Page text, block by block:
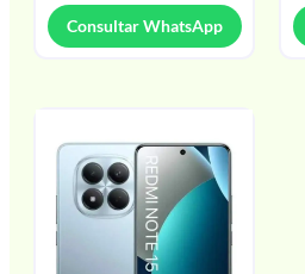
Consultar WhatsApp